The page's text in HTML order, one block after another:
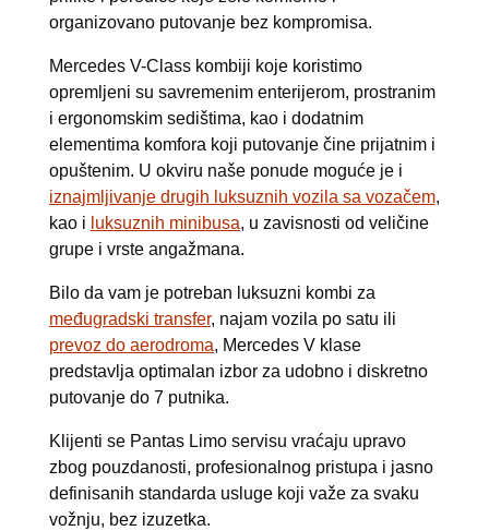
organizovano putovanje bez kompromisa.
Mercedes V-Class kombiji koje koristimo
opremljeni su savremenim enterijerom, prostranim
i ergonomskim sedištima, kao i dodatnim
elementima komfora koji putovanje čine prijatnim i
opuštenim. U okviru naše ponude moguće je i
iznajmljivanje drugih luksuznih vozila sa vozačem,
kao i luksuznih minibusa, u zavisnosti od veličine
grupe i vrste angažmana.
Bilo da vam je potreban luksuzni kombi za
međugradski transfer, najam vozila po satu ili
prevoz do aerodroma, Mercedes V klase
predstavlja optimalan izbor za udobno i diskretno
putovanje do 7 putnika.
Klijenti se Pantas Limo servisu vraćaju upravo
zbog pouzdanosti, profesionalnog pristupa i jasno
definisanih standarda usluge koji važe za svaku
vožnju, bez izuzetka.